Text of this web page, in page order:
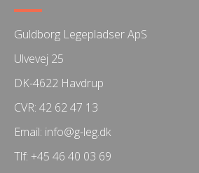
Guldborg Legepladser ApS
Ulvevej 25
DK-4622 Havdrup
CVR: 42 62 47 13
Email: info@g-leg.dk
Tlf: +45 46 40 03 69